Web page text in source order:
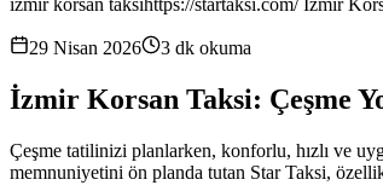
29 Nisan 2026 3 dk okuma
İzmir Korsan Taksi: Çeşme
Çeşme tatilinizi planlarken, konforlu, hızlı ve
memnuniyetini ön planda tutan Star Taksi,